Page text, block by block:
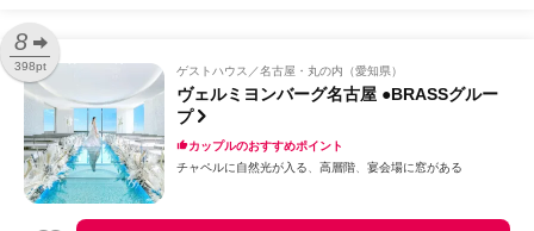
8
398pt ゲストハウス 名古屋・丸の内（愛知県）
ヴェルミヨンバーグ名古屋 ●BRASSグルー
プ
カップルのおすすめポイント
チャペルに自然光が入る
高層階 宴会場に窓がある